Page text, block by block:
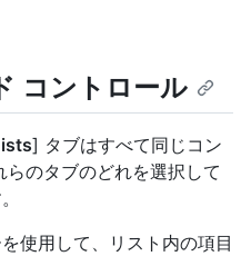
コントロール
] タブはすべて同じコン
らのタブのどれを選択して
使用して、リスト内の項目